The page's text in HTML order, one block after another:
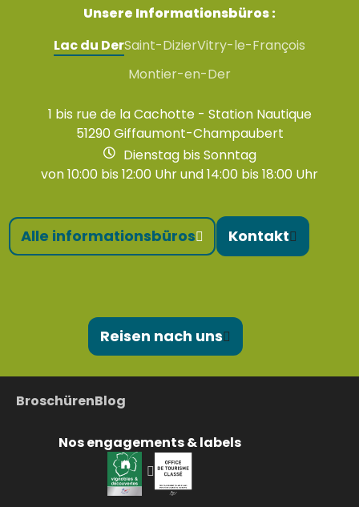
Unsere Informationsbüros :
Lac du DerSaint-DizierVitry-le-François
Montier-en-Der
1 bis rue de la Cachotte - Station Nautique
51290 Giffaumont-Champaubert
Dienstag bis Sonntag
von 10:00 bis 12:00 Uhr und 14:00 bis 18:00 Uhr
Alle informationsbüros Kontakt
Reisen nach uns
BroschürenBlog
Nos engagements & labels